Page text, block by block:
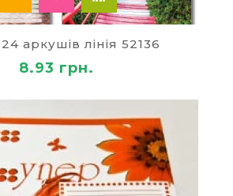
аркушів лінія 52136
8.93 грн.